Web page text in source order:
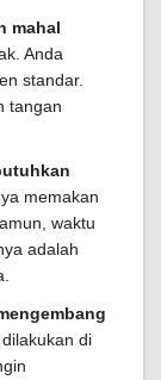
mahal
Anda
standar.
tangan
memakan
waktu
adalah
di